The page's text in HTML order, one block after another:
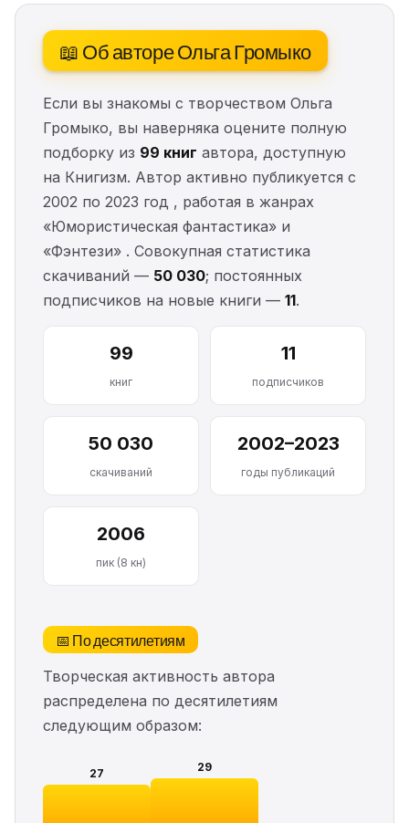
📖 Об авторе Ольга Громыко
Если вы знакомы с творчеством Ольга
Громыко, вы наверняка оцените полную
подборку из 99 книг автора, доступную
на Книгизм. Автор активно публикуется с
2002 по 2023 год , работая в жанрах
«Юмористическая фантастика» и
«Фэнтези» . Совокупная статистика
скачиваний — 50 030; постоянных
подписчиков на новые книги — 11.
99
книг
11
подписчиков
50 030
скачиваний
2002–2023
годы публикаций
2006
пик (8 кн)
📅 По десятилетиям
Творческая активность автора
распределена по десятилетиям
следующим образом:
27 29